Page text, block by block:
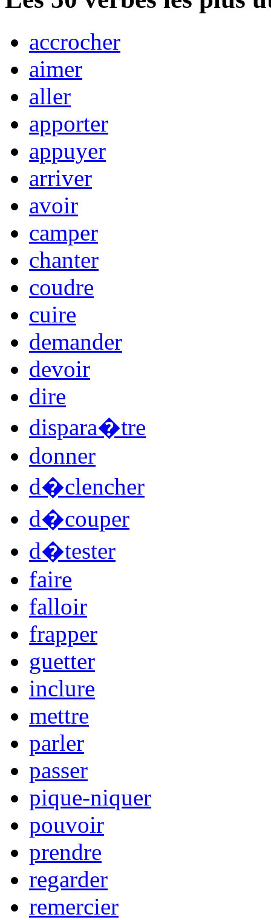
accrocher
aimer
aller
apporter
appuyer
arriver
avoir
camper
chanter
coudre
cuire
demander
devoir
dire
dispara�tre
donner
d�clencher
d�couper
d�tester
faire
falloir
frapper
guetter
inclure
mettre
parler
passer
pique-niquer
pouvoir
prendre
regarder
remercier